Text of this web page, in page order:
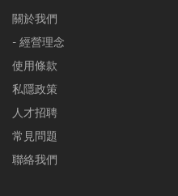
關於我們
- 經營理念
使用條款
私隱政策
人才招聘
常見問題
聯絡我們